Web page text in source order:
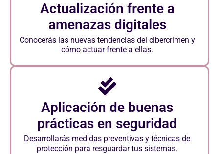
Actualización frente a
amenazas digitales
Conocerás las nuevas tendencias del cibercrimen y
cómo actuar frente a ellas.
Aplicación de buenas
prácticas en seguridad
Desarrollarás medidas preventivas y técnicas de
protección para resguardar tus sistemas.